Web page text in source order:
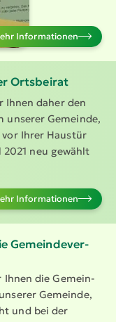
Infor­ma­tionen
Ortsbeirat
Ihnen daher den
unserer Gemeinde,
vor Ihrer Haustür
neu gewählt
Infor­ma­tionen
Gemein­de­ver­
Ihnen die Gemein­
Gemeinde,
und bei der